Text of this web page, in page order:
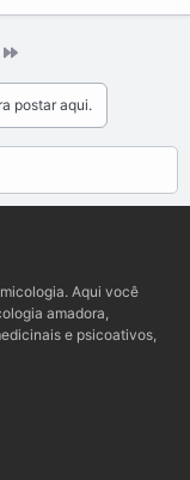
postar aqui.
Aqui você
amadora,
e psicoativos,